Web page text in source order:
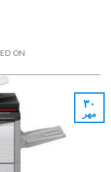
ON
۳۰
مهر